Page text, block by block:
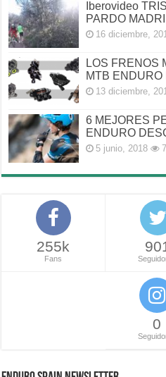
Iberovideo
PARDO
16 diciembre,
LOS FRENOS
MTB ENDURO
13 diciembre,
6 MEJORES
ENDURO
5 junio, 2018
255k
Fans
901
0